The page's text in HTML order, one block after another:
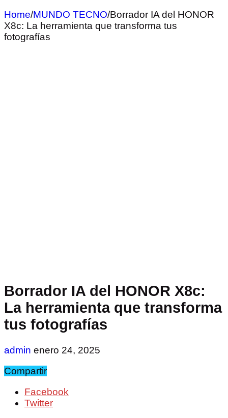
Home/MUNDO TECNO/Borrador IA del HONOR
X8c: La herramienta que transforma tus
fotografías
Borrador IA del HONOR X8c:
La herramienta que transforma
tus fotografías
admin enero 24, 2025
Compartir
Facebook
Twitter